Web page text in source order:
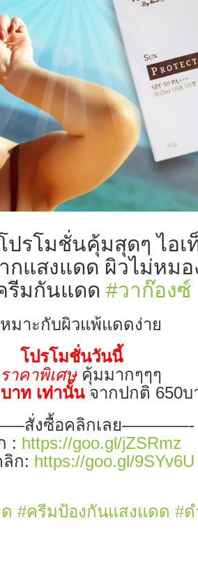
รโมชั่นคุ้มสุดๆ ไอ
กแสงแดด ผิวไม่หมอ
รีมกันแดด #วาก๊องซ์
มาะกับผิวแพ้แดดง่าย
โปรโมชั่นวันนี้
ราคาพิเศษ คุ้มมากๆๆๆ
บาท เท่านั้นจากปกติ 650บ
สั่งซื้อคลิกเลย————-
: https://goo.gl/jZSRmz
ก: https://goo.gl/9SYv6U
#ครีมป้องกันแสงแดด #ด